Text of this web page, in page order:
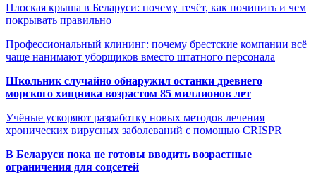
Плоская крыша в Беларуси: почему течёт, как починить и чем
покрывать правильно
Профессиональный клининг: почему брестские компании всё
чаще нанимают уборщиков вместо штатного персонала
Школьник случайно обнаружил останки древнего
морского хищника возрастом 85 миллионов лет
Учёные ускоряют разработку новых методов лечения
хронических вирусных заболеваний с помощью CRISPR
В Беларуси пока не готовы вводить возрастные
ограничения для соцсетей